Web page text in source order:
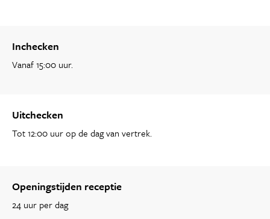
Inchecken
Vanaf 15:00 uur.
Uitchecken
Tot 12:00 uur op de dag van vertrek.
Openingstijden receptie
24 uur per dag